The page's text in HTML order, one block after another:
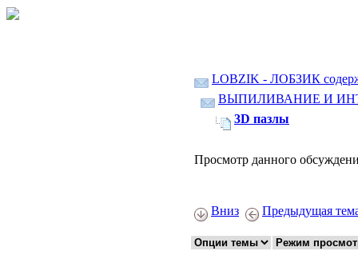
LOBZIK - ЛОБЗИК
ВЫПИЛИВАНИЕ И
3D пазлы
Просмотр данного
Вниз Предыдущая